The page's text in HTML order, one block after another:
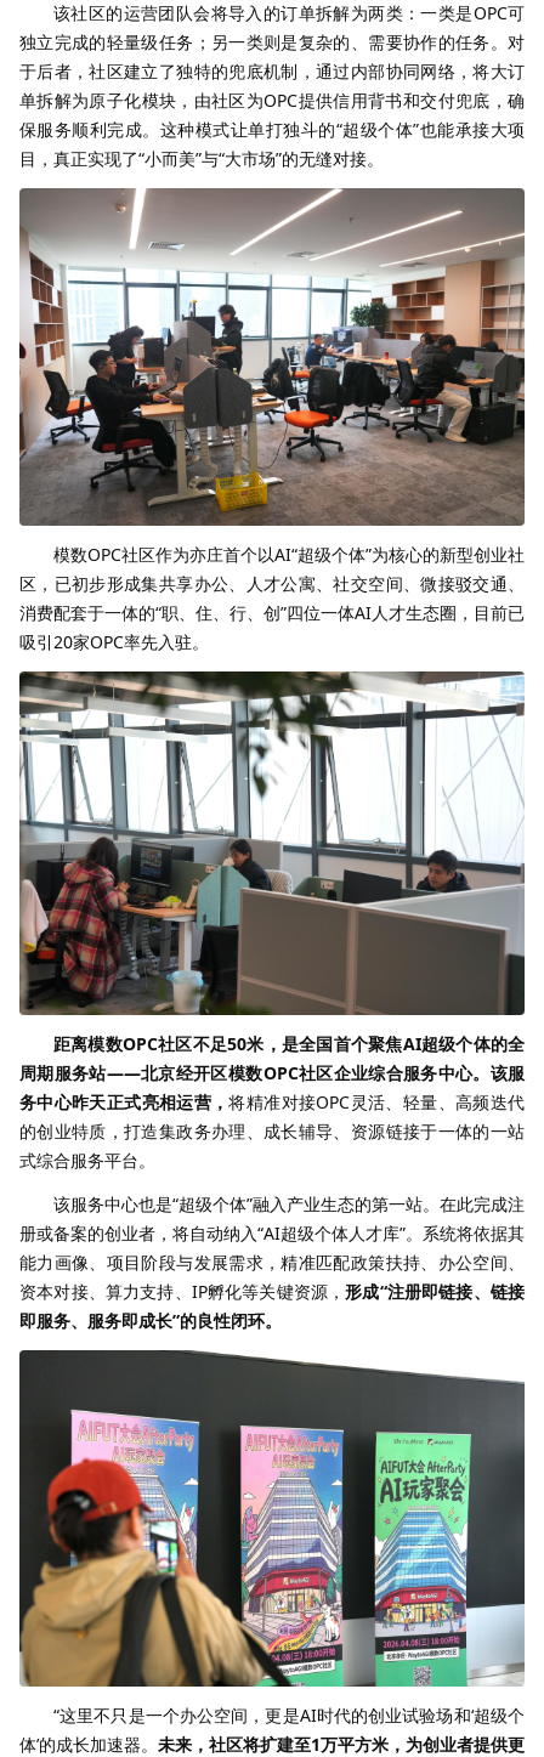
该社区的运营团队会将导入的订单拆解为两类：一类是OPC可
独立完成的轻量级任务；另一类则是复杂的、需要协作的任务。对
于后者，社区建立了独特的兜底机制，通过内部协同网络，将大订
单拆解为原子化模块，由社区为OPC提供信用背书和交付兜底，确
保服务顺利完成。这种模式让单打独斗的“超级个体”也能承接大项
目，真正实现了“小而美”与“大市场”的无缝对接。
模数OPC社区作为亦庄首个以AI“超级个体”为核心的新型创业社
区，已初步形成集共享办公、人才公寓、社交空间、微接驳交通、
消费配套于一体的“职、住、行、创”四位一体AI人才生态圈，目前已
吸引20家OPC率先入驻。
距离模数OPC社区不足50米，是全国首个聚焦AI超级个体的全
周期服务站——北京经开区模数OPC社区企业综合服务中心。该服
务中心昨天正式亮相运营，将精准对接OPC灵活、轻量、高频迭代
的创业特质，打造集政务办理、成长辅导、资源链接于一体的一站
式综合服务平台。
该服务中心也是“超级个体”融入产业生态的第一站。在此完成注
册或备案的创业者，将自动纳入“AI超级个体人才库”。系统将依据其
能力画像、项目阶段与发展需求，精准匹配政策扶持、办公空间、
资本对接、算力支持、IP孵化等关键资源，形成“注册即链接、链接
即服务、服务即成长”的良性闭环。
“这里不只是一个办公空间，更是AI时代的创业试验场和‘超级个
体’的成长加速器。 未来，社区将扩建至1万平方米，为创业者提供更